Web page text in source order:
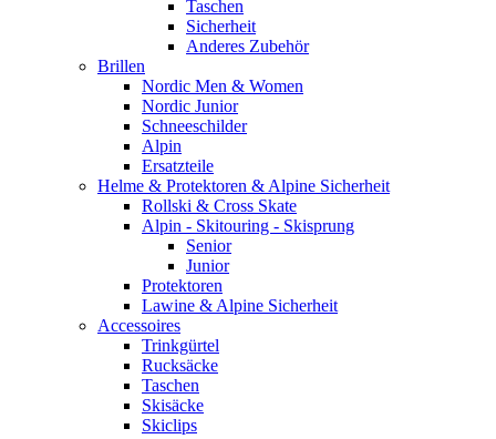
Taschen
Sicherheit
Anderes Zubehör
Brillen
Nordic Men & Women
Nordic Junior
Schneeschilder
Alpin
Ersatzteile
Helme & Protektoren & Alpine Sicherheit
Rollski & Cross Skate
Alpin - Skitouring - Skisprung
Senior
Junior
Protektoren
Lawine & Alpine Sicherheit
Accessoires
Trinkgürtel
Rucksäcke
Taschen
Skisäcke
Skiclips